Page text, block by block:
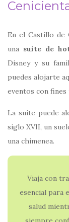
En el Castillo de
una suite de
Disney y su
puedes alojarte
eventos con
La suite puede
siglo XVII, un
una chimenea.
Viaja con
esencial para
salud